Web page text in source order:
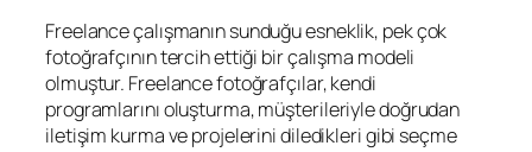
Freelance çalışmanın sunduğu esneklik, pek çok
fotoğrafçının tercih ettiği bir çalışma modeli
olmuştur. Freelance fotoğrafçılar, kendi
programlarını oluşturma, müşterileriyle doğrudan
iletişim kurma ve projelerini diledikleri gibi seçme